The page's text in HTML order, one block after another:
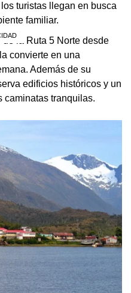
turistas llegan en busca
familiar.
la Ruta 5 Norte desde
convierte en una
Además de su
edificios históricos y un
caminatas tranquilas.